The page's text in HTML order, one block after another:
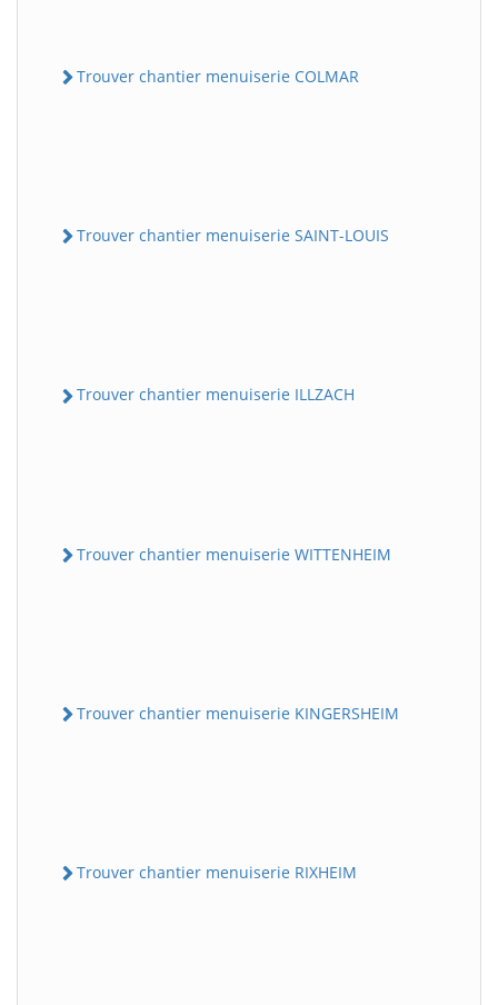
Trouver chantier menuiserie COLMAR
Trouver chantier menuiserie SAINT-LOUIS
Trouver chantier menuiserie ILLZACH
Trouver chantier menuiserie WITTENHEIM
Trouver chantier menuiserie KINGERSHEIM
Trouver chantier menuiserie RIXHEIM